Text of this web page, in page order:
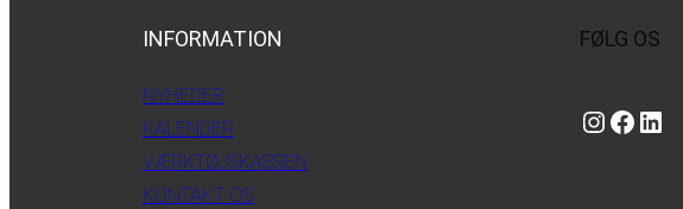
INFORMATION
NYHEDER
KALENDER
VÆRKTØJSKASSEN
KONTAKT OS
FØLG OS
Instagram https://www.facebook.com/danishbeachvolleytour LinkedIn